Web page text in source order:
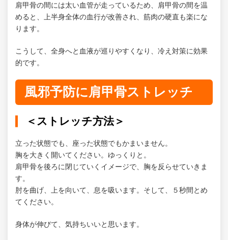
肩甲骨の間には太い血管が走っているため、肩甲骨の間を温
めると、上半身全体の血行が改善され、筋肉の硬直も楽にな
ります。
こうして、全身へと血液が巡りやすくなり、冷え対策に効果
的です。
風邪予防に肩甲骨ストレッチ
＜ストレッチ方法＞
立った状態でも、座った状態でもかまいません。
胸を大きく開いてください。ゆっくりと。
肩甲骨を後ろに閉じていくイメージで、胸を反らせていきま
す。
肘を曲げ、上を向いて、息を吸います。そして、５秒間とめ
てください。
身体が伸びて、気持ちいいと思います。